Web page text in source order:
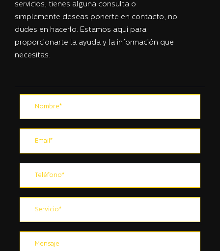
servicios, tienes alguna consulta o
simplemente deseas ponerte en contacto, no
dudes en hacerlo. Estamos aquí para
proporcionarte la ayuda y la información que
necesitas.